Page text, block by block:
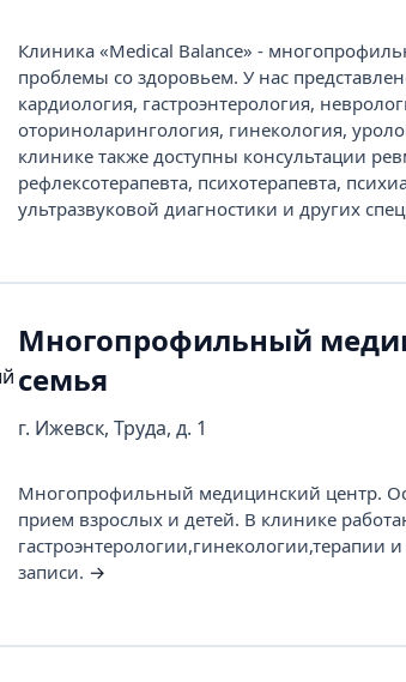
Клиника «Medical Balance» -
проблемы со здоровьем. У нас
кардиология, гастроэнтерология,
оториноларингология, гинекология,
клинике также доступны консультации
рефлексотерапевта, психотерапевта,
ультразвуковой диагностики и других
Многопрофильный
семья
г. Ижевск, Труда, д. 1
Многопрофильный медицинский центр.
прием взрослых и детей. В клинике
гастроэнтерологии,гинекологии,терапии
записи. →